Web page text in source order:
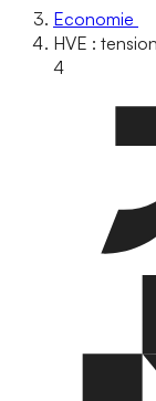
Economie
HVE :
4